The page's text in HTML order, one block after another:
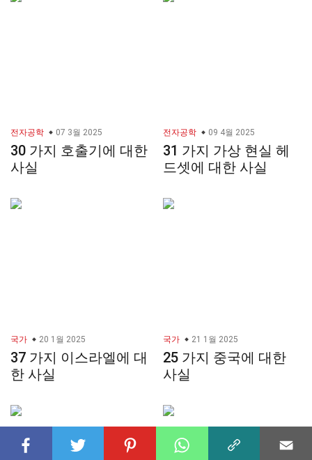
전자공학 07 3월 2025
30 가지 호출기에 대한
사실
전자공학 09 4월 2025
31 가지 가상 현실 헤
드셋에 대한 사실
국가 20 1월 2025
37 가지 이스라엘에 대
한 사실
국가 21 1월 2025
25 가지 중국에 대한
사실